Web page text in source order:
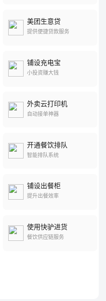
美团生意贷
提供便捷贷款服务
铺设充电宝
小投资赚大钱
外卖云打印机
自动接单神器
开通餐饮排队
智能排队系统
铺设出餐柜
提升出餐效率
使用快驴进货
餐饮供应链服务